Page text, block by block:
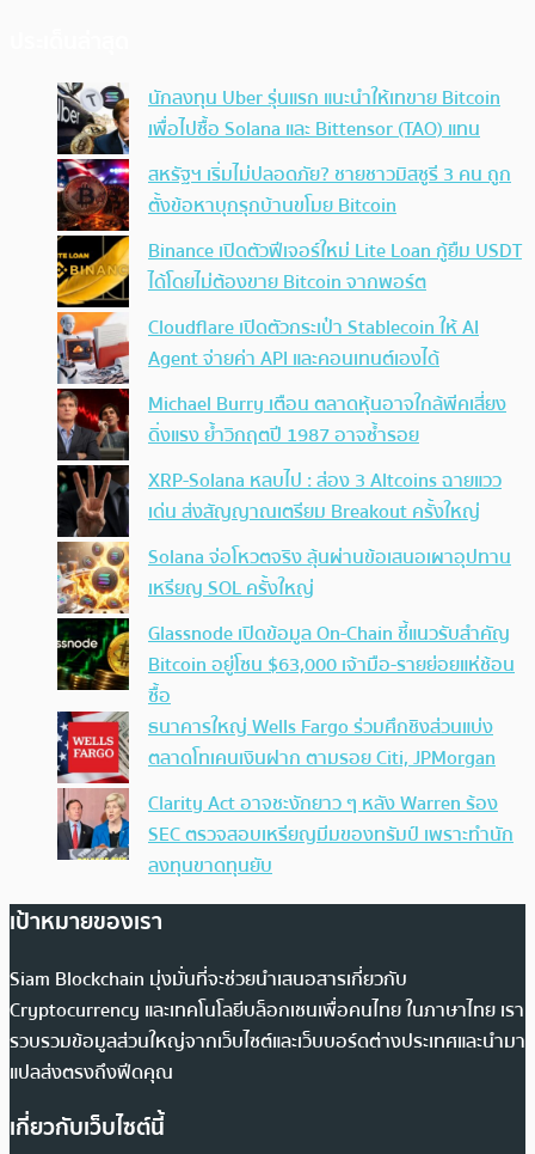
นักลงทุน Uber รุ่นแรก แนะนำให้เทขาย Bitcoin
เพื่อไปซื้อ Solana และ Bittensor (TAO) แทน
สหรัฐฯ เริ่มไม่ปลอดภัย? ชายชาวมิสซูรี 3 คน ถูก
ตั้งข้อหาบุกรุกบ้านขโมย Bitcoin
Binance เปิดตัวฟีเจอร์ใหม่ Lite Loan กู้ยืม USDT
ได้โดยไม่ต้องขาย Bitcoin จากพอร์ต
Cloudflare เปิดตัวกระเป๋า Stablecoin ให้ AI
Agent จ่ายค่า API และคอนเทนต์เองได้
Michael Burry เตือน ตลาดหุ้นอาจใกล้พีคเสี่ยง
ดิ่งแรง ย้ำวิกฤตปี 1987 อาจซ้ำรอย
XRP-Solana หลบไป : ส่อง 3 Altcoins ฉายแวว
เด่น ส่งสัญญาณเตรียม Breakout ครั้งใหญ่
Solana จ่อโหวตจริง ลุ้นผ่านข้อเสนอเผาอุปทาน
เหรียญ SOL ครั้งใหญ่
Glassnode เปิดข้อมูล On-Chain ชี้แนวรับสำคัญ
Bitcoin อยู่โซน $63,000 เจ้ามือ-รายย่อยแห่ช้อน
ซื้อ
ธนาคารใหญ่ Wells Fargo ร่วมศึกชิงส่วนแบ่ง
ตลาดโทเคนเงินฝาก ตามรอย Citi, JPMorgan
Clarity Act อาจชะงักยาว ๆ หลัง Warren ร้อง
SEC ตรวจสอบเหรียญมีมของทรัมป์ เพราะทำนัก
ลงทุนขาดทุนยับ
เป้าหมายของเรา
Siam Blockchain มุ่งมั่นที่จะช่วยนำเสนอสารเกี่ยวกับ
Cryptocurrency และเทคโนโลยีบล็อกเชนเพื่อคนไทย ในภาษาไทย เรา
รวบรวมข้อมูลส่วนใหญ่จากเว็บไซต์และเว็บบอร์ดต่างประเทศและนำมา
แปลส่งตรงถึงฟีดคุณ
เกี่ยวกับเว็บไซต์นี้